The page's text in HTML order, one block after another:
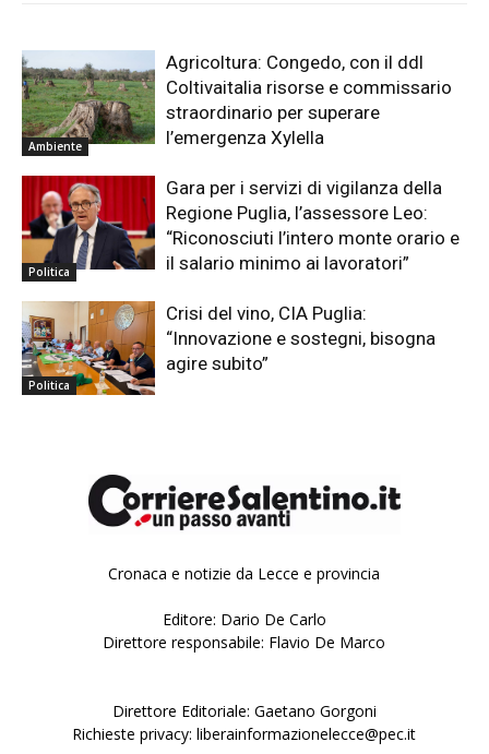
Ambiente
Agricoltura: Congedo, con il ddl
Coltivaitalia risorse e commissario
straordinario per superare
l’emergenza Xylella
Politica
Gara per i servizi di vigilanza della
Regione Puglia, l’assessore Leo:
“Riconosciuti l’intero monte orario e
il salario minimo ai lavoratori”
Politica
Crisi del vino, CIA Puglia:
“Innovazione e sostegni, bisogna
agire subito”
Cronaca e notizie da Lecce e provincia
Editore: Dario De Carlo
Direttore responsabile: Flavio De Marco
Direttore Editoriale: Gaetano Gorgoni
Richieste privacy: liberainformazionelecce@pec.it